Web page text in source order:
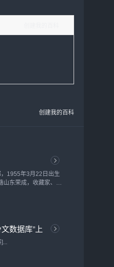
创建我的百科
1955年3月22日出生
山东荣成，收藏家、古
、专家，同时也是超级
数据库”上
]...